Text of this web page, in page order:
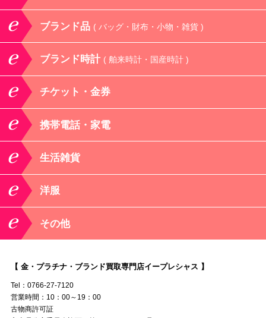
ブランド品 ( バッグ・財布・小物・雑貨 )
ブランド時計 ( 舶来時計・国産時計 )
チケット・金券
携帯電話・家電
生活雑貨
洋服
その他
【 金・プラチナ・ブランド買取専門店イープレシャス 】
Tel：0766-27-7120
営業時間：10：00～19：00
古物商許可証